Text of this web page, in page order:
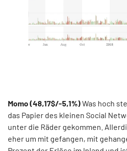
Momo (48,17$/-5,1%)Was hoch
das Papier des kleinen Social
unter die Räder gekommen.
eher um mit gefangen, mit